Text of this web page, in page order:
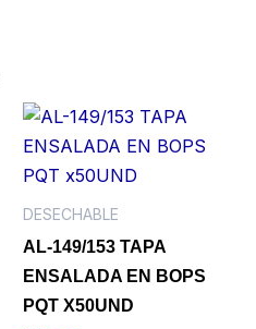
DESECHABLE
AL-149/153 TAPA
ENSALADA EN BOPS
PQT X50UND